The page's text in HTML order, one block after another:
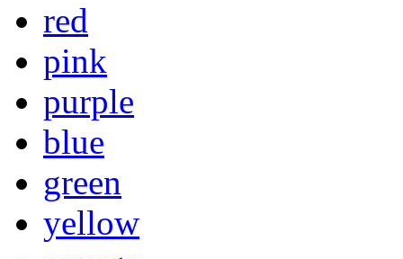
red
pink
purple
blue
green
yellow